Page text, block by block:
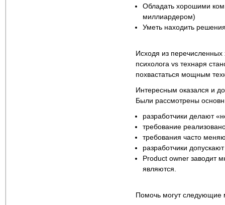
Обладать хорошими
миллиардером)
Уметь находить
Исходя из перечисленных
психолога vs технаря
похвастаться мощным
Интересным оказался и
Были рассмотрены
разработчики делают
требование
требования часто
разработчики
Product owner заводит
являются.
Помочь могут следующие